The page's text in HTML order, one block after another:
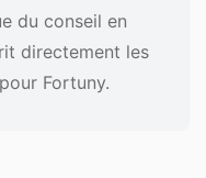
du conseil en
directement les
Fortuny.